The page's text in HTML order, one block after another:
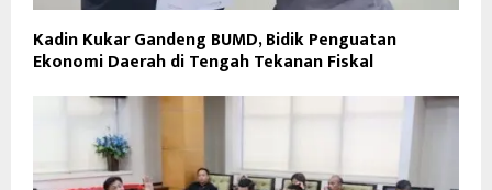
Kadin Kukar Gandeng BUMD, Bidik Penguatan
Ekonomi Daerah di Tengah Tekanan Fiskal